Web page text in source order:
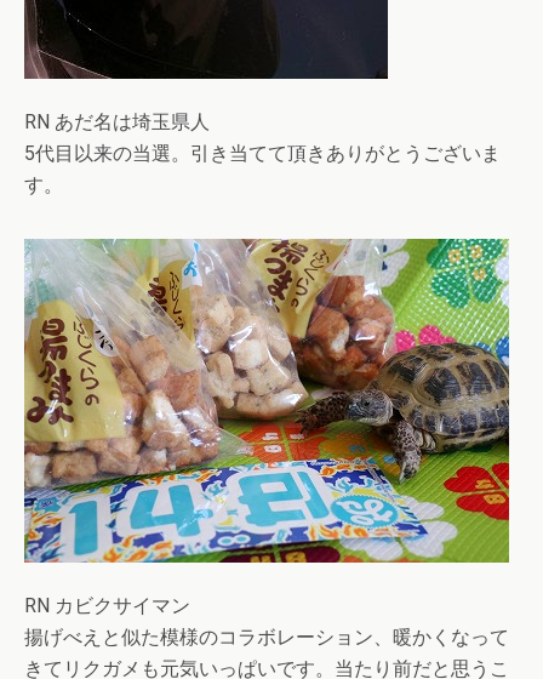
RN あだ名は埼玉県人
5代目以来の当選。引き当てて頂きありがとうございま
す。
RN カビクサイマン
揚げべえと似た模様のコラボレーション、暖かくなって
きてリクガメも元気いっぱいです。当たり前だと思うこ